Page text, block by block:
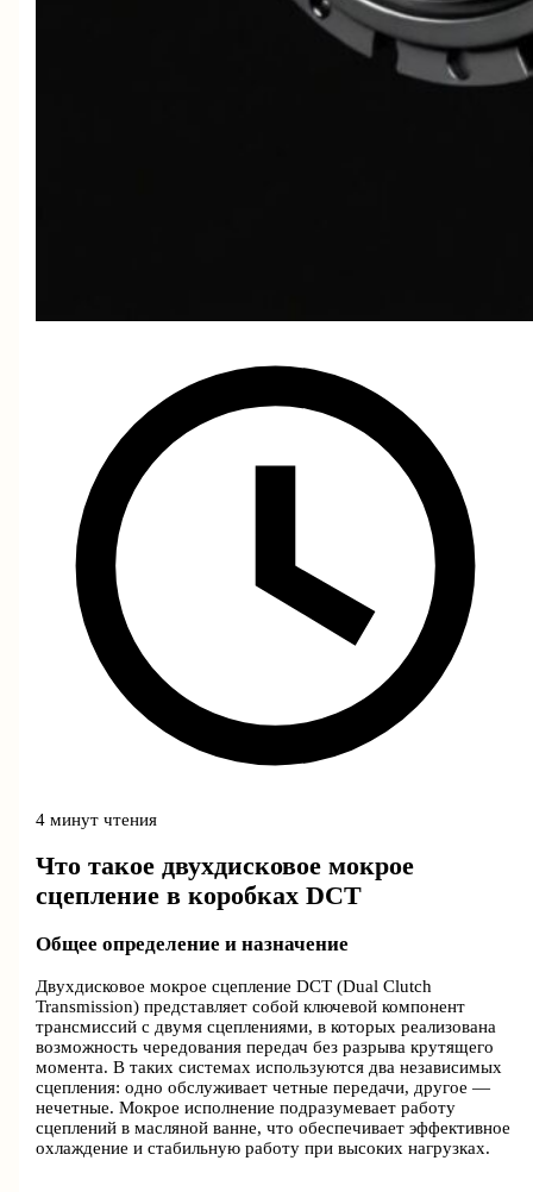
4 минут чтения
Что такое двухдисковое мокрое
сцепление в коробках DCT
Общее определение и назначение
Двухдисковое мокрое сцепление DCT (Dual Clutch
Transmission) представляет собой ключевой компонент
трансмиссий с двумя сцеплениями, в которых реализована
возможность чередования передач без разрыва крутящего
момента. В таких системах используются два независимых
сцепления: одно обслуживает четные передачи, другое —
нечетные. Мокрое исполнение подразумевает работу
сцеплений в масляной ванне, что обеспечивает эффективное
охлаждение и стабильную работу при высоких нагрузках.